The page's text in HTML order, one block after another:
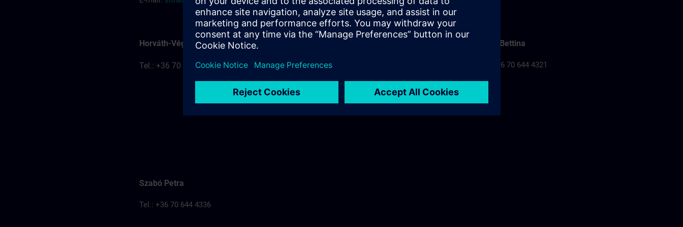
Horváth-Véghelyi Kitti
Tel.: +36 70 777 8401 Tel.: +36 70 997 0594
Falusi Bettina
Tel.: +36 70 644 4321
Szabó Petra
Tel.: +36 70 644 4336